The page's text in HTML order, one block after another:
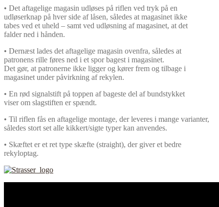
• Det aftagelige magasin udløses på riflen ved tryk på en
udløserknap på hver side af låsen, således at magasinet ikke
tabes ved et uheld – samt ved udløsning af magasinet, at det
falder ned i hånden.
• Dernæst lades det aftagelige magasin ovenfra, således at
patronens rille føres ned i et spor bagest i magasinet.
Det gør, at patronerne ikke ligger og kører frem og tilbage i
magasinet under påvirkning af rekylen.
• En rød signalstift på toppen af bageste del af bundstykket
viser om slagstiften er spændt.
• Til riflen fås en aftagelige montage, der leveres i mange varianter,
således stort set alle kikkert/sigte typer kan anvendes.
• Skæftet er et ret type skæfte (straight), der giver et bedre
rekyloptag.